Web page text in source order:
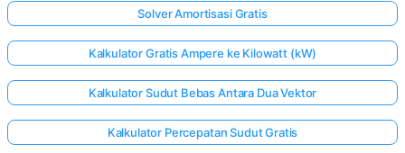
Solver Amortisasi Gratis
Kalkulator Gratis Ampere ke Kilowatt (kW)
Kalkulator Sudut Bebas Antara Dua Vektor
Kalkulator Percepatan Sudut Gratis